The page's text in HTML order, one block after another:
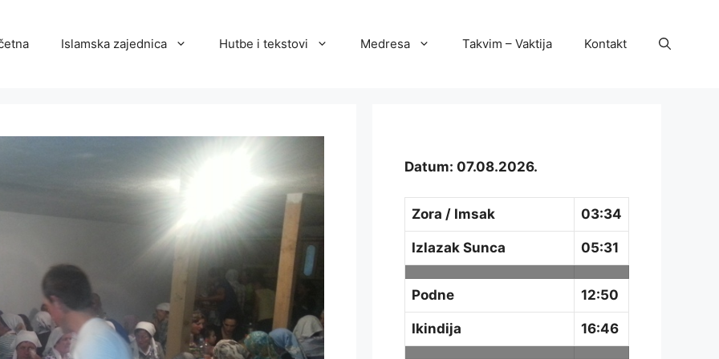
Islamska zajednica Hutbe i tekstovi Medresa Takvim – Vaktija Kontakt
Datum: 07.08.2026.
Zora / Imsak 03:34
Izlazak Sunca 05:31
Podne 12:50
Ikindija 16:46